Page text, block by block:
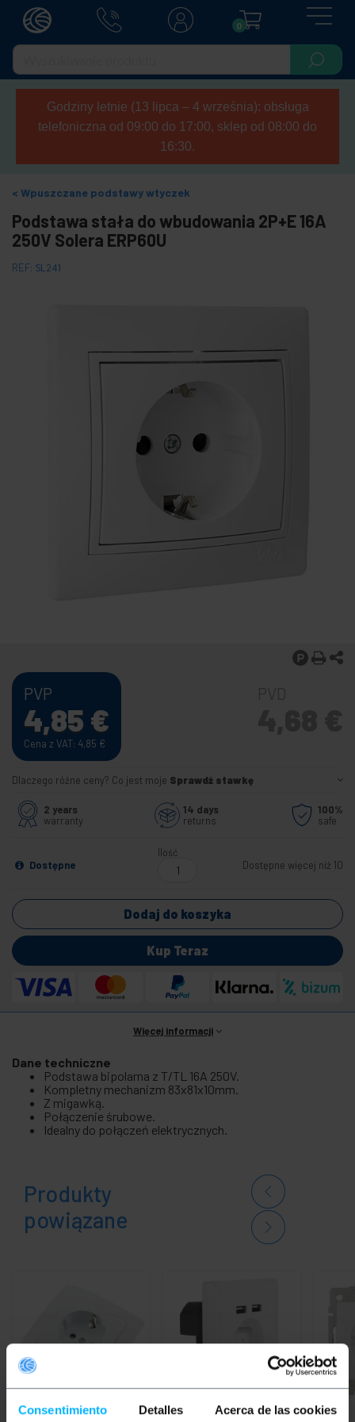
Consentimiento Detalles Acerca de las cookies
0
Godziny letnie (13 lipca – 4 września): obsługa
telefoniczna od 09:00 do 17:00, sklep od 08:00 do
16:30.
Wpuszczane podstawy wtyczek
Podstawa stała do wbudowania 2P+E 16A
250V Solera ERP60U
REF: SL241
PVP
4,85 €
Cena z VAT: 4,85 €
Dlaczego różne ceny? Co jest moje Sprawdź stawkę
2 years
warranty
14 days
returns
100%
safe
Dostępne
Ilość
Dostępne więcej niż 10
Dodaj do koszyka
Kup Teraz
Więcej informacji
Dane techniczne
Podstawa bipolarna z T/TL 16A 250V.
Kompletny mechanizm 83x81x10mm.
Z migawką.
Połączenie śrubowe.
Idealny do połączeń elektrycznych.
Produkty
powiązane
NIEDOSTĘPNY